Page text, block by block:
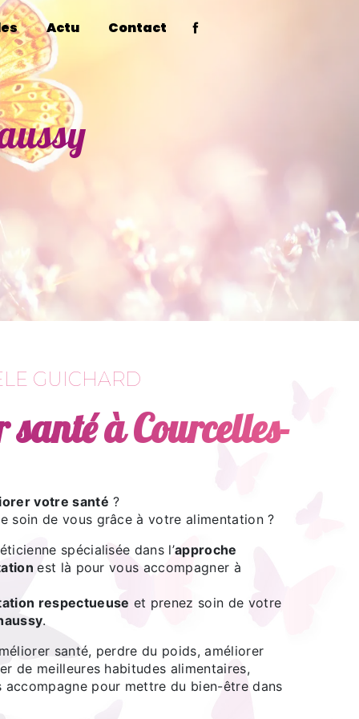
Actu Contact
GUICHARD
à Courcelles-
votre santé ?
soin de vous grâce à votre alimentation ?
spécialisée dans l’approche
est là pour vous accompagner à
respectueuse et prenez soin de votre
.
santé, perdre du poids, améliorer
de meilleures habitudes alimentaires,
accompagne pour mettre du bien-être dans